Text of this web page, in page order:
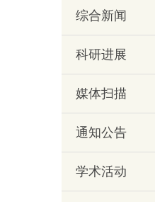
综合新闻
科研进展
媒体扫描
通知公告
学术活动